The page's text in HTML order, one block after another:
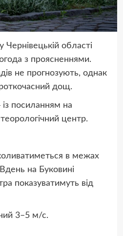
Чернівецькій області
з проясненнями.
не прогнозують, однак
дощ.
посиланням на
центр.
в межах
на Буковині
показуватимуть від
3–5 м/с.